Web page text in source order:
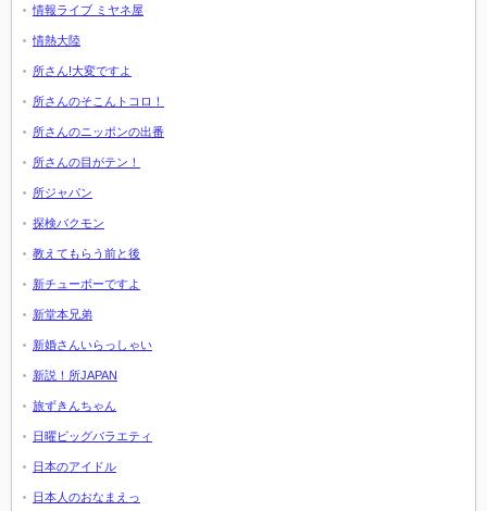
情報ライブ ミヤネ屋
情熱大陸
所さん!大変ですよ
所さんのそこんトコロ！
所さんのニッポンの出番
所さんの目がテン！
所ジャパン
探検バクモン
教えてもらう前と後
新チューボーですよ
新堂本兄弟
新婚さんいらっしゃい
新説！所JAPAN
旅ずきんちゃん
日曜ビッグバラエティ
日本のアイドル
日本人のおなまえっ